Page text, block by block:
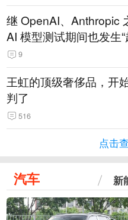
继 OpenAI、Anthropic
AI 模型测试期间也发生
9
王虹的顶级奢侈品，开
判了
516
点击
汽车 新